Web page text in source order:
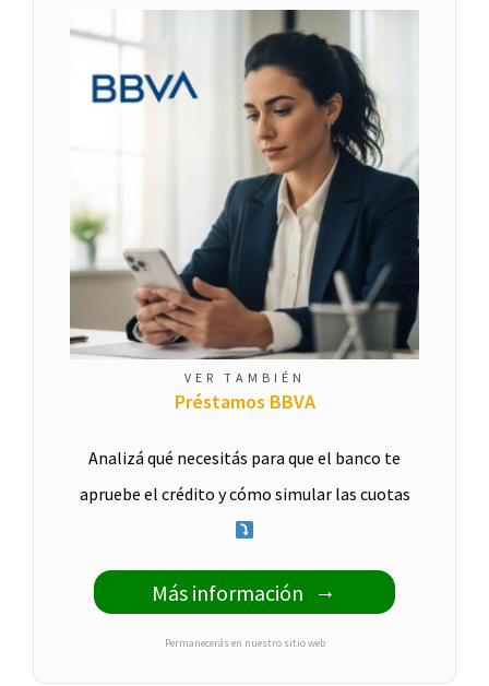
VER TAMBIÉN
Préstamos BBVA
Analizá qué necesitás para que el banco te
apruebe el crédito y cómo simular las cuotas
Más información
Permanecerás en nuestro sitio web